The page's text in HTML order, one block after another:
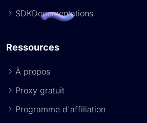
SDKDocumentations
Ressources
À propos
Proxy gratuit
Programme d'affiliation